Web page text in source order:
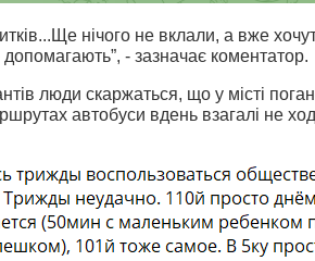
нічого не вклали, а вже
- зазначає коментатор.
люди скаржаться, що у місті
автобуси вдень взагалі не